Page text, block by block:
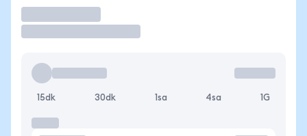
15dk 30dk 1sa 4sa 1G